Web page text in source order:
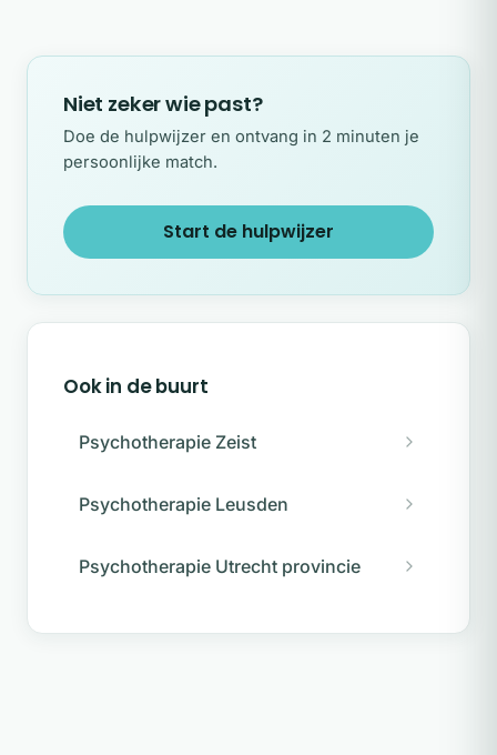
Niet zeker wie past?
Doe de hulpwijzer en ontvang in 2 minuten je
persoonlijke match.
Start de hulpwijzer
Ook in de buurt
Psychotherapie Zeist
Psychotherapie Leusden
Psychotherapie Utrecht provincie